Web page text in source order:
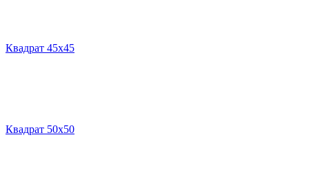
Квадрат 45х45
Квадрат 50х50